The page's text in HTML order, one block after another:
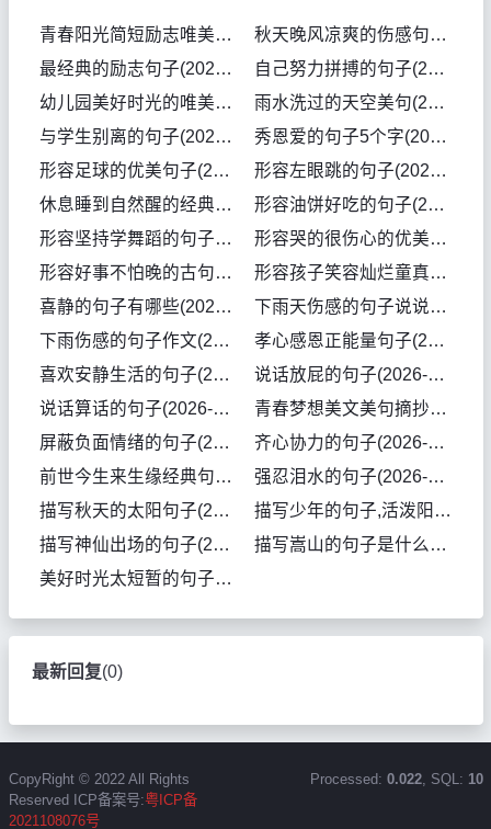
青春阳光简短励志唯美句子大全英文(2026-08-07句子)
秋天晚风凉爽的伤感句子说说(2026-08-07句子)
最经典的励志句子(2026-08-06句子)
自己努力拼搏的句子(2026-08-06句子)
幼儿园美好时光的唯美短句(2026-08-04句子)
雨水洗过的天空美句(2026-08-04句子)
与学生别离的句子(2026-08-04句子)
秀恩爱的句子5个字(2026-08-03句子)
形容足球的优美句子(2026-08-03句子)
形容左眼跳的句子(2026-08-03句子)
休息睡到自然醒的经典句子(2026-08-03句子)
形容油饼好吃的句子(2026-08-03句子)
形容坚持学舞蹈的句子(2026-08-02句子)
形容哭的很伤心的优美句子(2026-08-02句子)
形容好事不怕晚的古句(2026-08-02句子)
形容孩子笑容灿烂童真的句子(2026-08-02句子)
喜静的句子有哪些(2026-08-01句子)
下雨天伤感的句子说说心情(2026-08-01句子)
下雨伤感的句子作文(2026-08-01句子)
孝心感恩正能量句子(2026-08-01句子)
喜欢安静生活的句子(2026-08-01句子)
说话放屁的句子(2026-07-31句子)
说话算话的句子(2026-07-31句子)
青春梦想美文美句摘抄(2026-07-30句子)
屏蔽负面情绪的句子(2026-07-30句子)
齐心协力的句子(2026-07-30句子)
前世今生来生缘经典句子(2026-07-30句子)
强忍泪水的句子(2026-07-30句子)
描写秋天的太阳句子(2026-07-29句子)
描写少年的句子,活泼阳光(2026-07-29句子)
描写神仙出场的句子(2026-07-29句子)
描写嵩山的句子是什么(2026-07-29句子)
美好时光太短暂的句子(2026-07-28句子)
最新回复(0)
CopyRight © 2022 All Rights
Reserved ICP备案号:粤ICP备
2021108076号
Processed: 0.022, SQL: 10